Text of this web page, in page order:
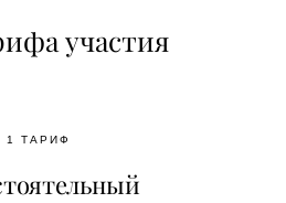
участия
1 ТАРИФ